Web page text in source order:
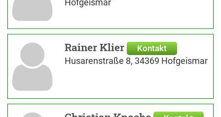
Hofgeismar
Rainer Klier Kontakt
Husarenstraße 8, 34369 Hofgeismar